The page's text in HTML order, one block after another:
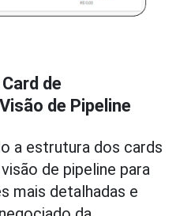
de
de Pipeline
a estrutura dos cards
de pipeline para
mais detalhadas e